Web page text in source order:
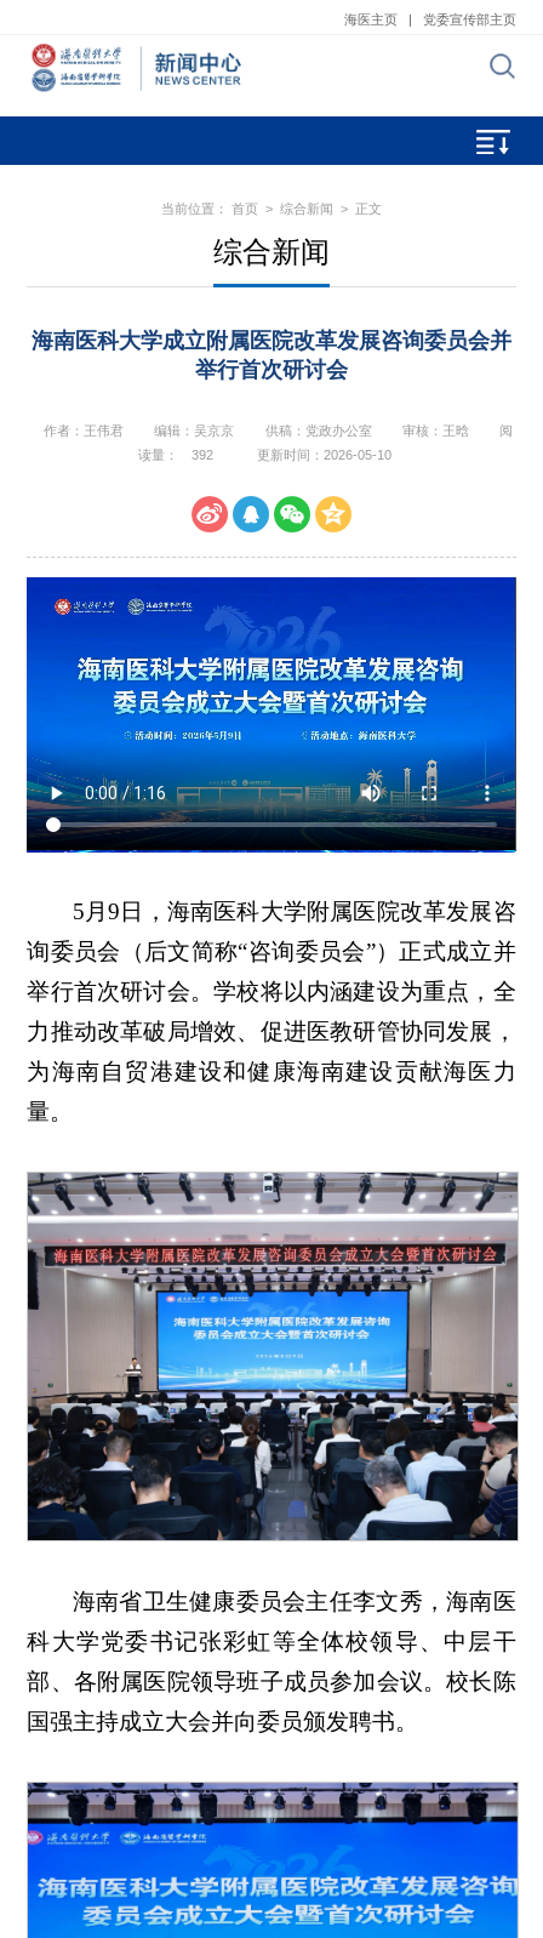
海医主页 | 党委宣传部主页
当前位置： 首页 > 综合新闻 > 正文
综合新闻
海南医科大学成立附属医院改革发展咨询委员会并
举行首次研讨会
作者：王伟君 编辑：吴京京 供稿：党政办公室 审核：王晗
阅
读量：
392 更新时间：2026-05-10
5月9日，海南医科大学附属医院改革发展咨
询委员会（后文简称“咨询委员会”）正式成立并
举行首次研讨会。学校将以内涵建设为重点，全
力推动改革破局增效、促进医教研管协同发展，
为海南自贸港建设和健康海南建设贡献海医力
量。
海南省卫生健康委员会主任李文秀，海南医
科大学党委书记张彩虹等全体校领导、中层干
部、各附属医院领导班子成员参加会议。校长陈
国强主持成立大会并向委员颁发聘书。